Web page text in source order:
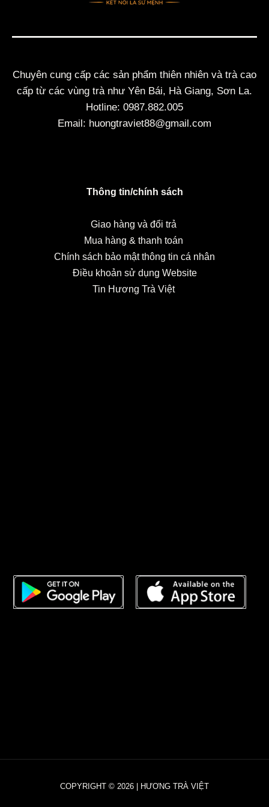
Chuyên cung cấp các sản phẩm thiên nhiên và trà cao
cấp từ các vùng trà như Yên Bái, Hà Giang, Sơn La.
Hotline: 0987.882.005
Email: huongtraviet88@gmail.com
Thông tin/chính sách
Giao hàng và đổi trả
Mua hàng & thanh toán
Chính sách bảo mật thông tin cá nhân
Điều khoản sử dụng Website
Tin Hương Trà Việt
COPYRIGHT © 2026 | HƯƠNG TRÀ VIỆT